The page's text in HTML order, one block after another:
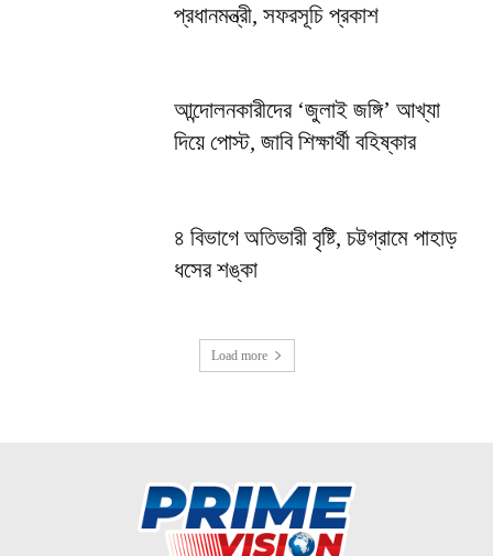
প্রধানমন্ত্রী, সফরসূচি প্রকাশ
আন্দোলনকারীদের ‘জুলাই জঙ্গি’ আখ্যা
দিয়ে পোস্ট, জাবি শিক্ষার্থী বহিষ্কার
৪ বিভাগে অতিভারী বৃষ্টি, চট্টগ্রামে পাহাড়
ধসের শঙ্কা
Load more